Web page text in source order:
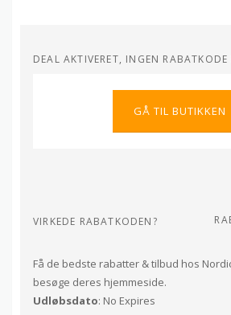
DEAL AKTIVERET, INGEN
GÅ TIL BUTIKKEN
VIRKEDE RABATKODEN?
Få de bedste rabatter & tilbud hos
besøge deres hjemmeside.
Udløbsdato: No Expires